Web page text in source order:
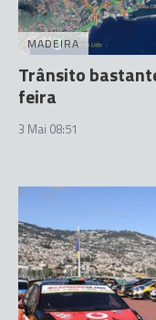
MADEIRA
Trânsito
feira
3 Mai 08:51